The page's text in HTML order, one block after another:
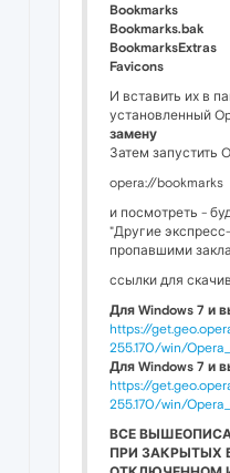
Bookmarks
Bookmarks.bak
BookmarksExtras
Favicons
И вставить их в
установленный
замену
Затем запустить
opera://bookmarks
и посмотреть -
"Другие
пропавшими
ссылки для
Для Windows 7 и
https://
255.170/win/
Для Windows 7 и
https://
255.170/win/
ВСЕ
ПРИ ЗАКРЫТЫХ